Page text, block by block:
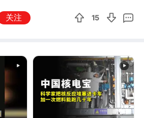
关注 15